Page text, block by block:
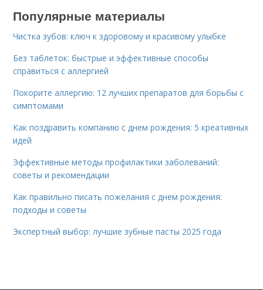
Популярные материалы
Чистка зубов: ключ к здоровому и красивому улыбке
Без таблеток: быстрые и эффективные способы
справиться с аллергией
Покорите аллергию: 12 лучших препаратов для борьбы с
симптомами
Как поздравить компанию с днем рождения: 5 креативных
идей
Эффективные методы профилактики заболеваний:
советы и рекомендации
Как правильно писать пожелания с днем рождения:
подходы и советы
Экспертный выбор: лучшие зубные пасты 2025 года